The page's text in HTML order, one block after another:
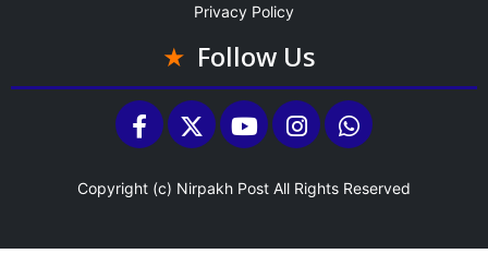
Privacy Policy
Follow Us
Copyright (c) Nirpakh Post All Rights Reserved